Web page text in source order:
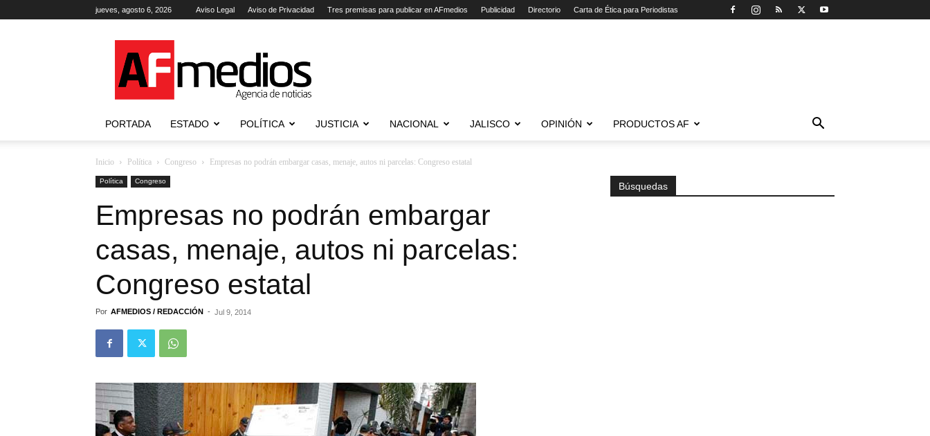
jueves, agosto 6, 2026 Aviso Legal Aviso de Privacidad Tres premisas para publicar en AFmedios Publicidad Directorio Carta de Ética para Periodistas
Agencia
de
Noticias
PORTADA ESTADO POLÍTICA JUSTICIA NACIONAL JALISCO OPINIÓN PRODUCTOS AF
Inicio Política Congreso Empresas no podrán embargar casas, menaje, autos ni parcelas: Congreso estatal
Política Congreso
Empresas no podrán embargar
casas, menaje, autos ni parcelas:
Congreso estatal
Por AFMEDIOS / REDACCIÓN - Jul 9, 2014
Búsquedas